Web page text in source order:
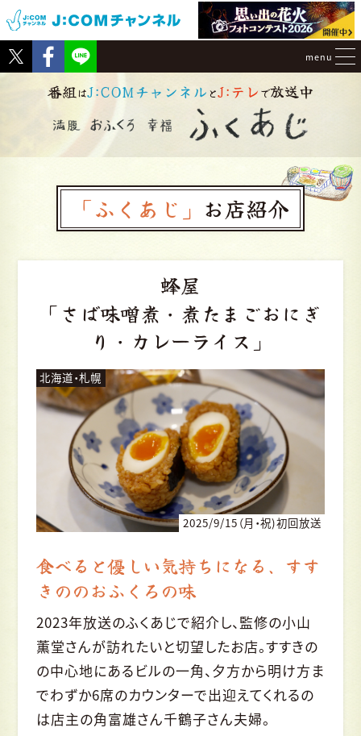
Tweet Facebook
menu
番組はJ:COMチャンネル とJ:テレ で放送中
「ふくあじ」 お店紹介
蜂屋
「さば味噌煮・煮たまごおにぎ
り・カレーライス」
北海道・札幌
2025/9/15（月・祝)初回放送
食べると優しい気持ちになる、すす
きののおふくろの味
2023年放送のふくあじで紹介し、監修の小山
薫堂さんが訪れたいと切望したお店。すすきの
の中心地にあるビルの一角、夕方から明け方ま
でわずか6席のカウンターで出迎えてくれるの
は店主の角富雄さん千鶴子さん夫婦。